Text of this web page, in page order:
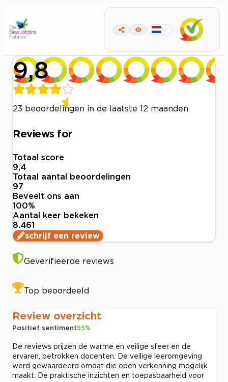
9,8
23 beoordelingen in de laatste 12 maanden
Reviews for
Totaal score
9,4
Totaal aantal beoordelingen
97
Beveelt ons aan
100%
Aantal keer bekeken
8.461
schrijf een review
Geverifieerde reviews
Top beoordeeld
Review overzicht
Positief sentiment95%
De reviews prijzen de warme en veilige sfeer en de
ervaren, betrokken docenten. De veilige leeromgeving
werd gewaardeerd omdat die open verkenning mogelijk
maakt. De praktische inzichten en toepasbaarheid voor